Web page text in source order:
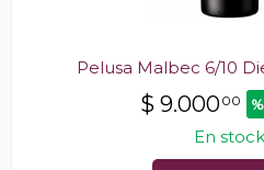
Pelusa Malbec 6/10
$ 9.00000
En stock